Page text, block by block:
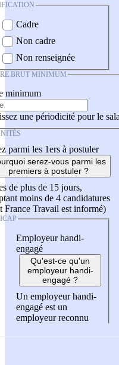
Cadre
Non cadre
Non renseignée
BRUT MINIMUM
minimum
une périodicité pour le
parmi les 1ers à postuler
serez-vous parmi les
premiers à postuler ?
de plus de 15 jours,
moins de 4 candidatures
France Travail est informé)
Employeur handi-
engagé
Qu'est-ce qu'un
employeur handi-
engagé ?
Un employeur handi-
engagé est un
employeur reconnu